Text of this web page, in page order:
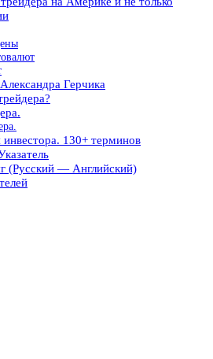
Герчика
130+ терминов
(Русский — Английский)